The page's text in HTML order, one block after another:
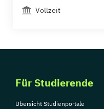
Vollzeit
Für Studierende
Übersicht Studienportale